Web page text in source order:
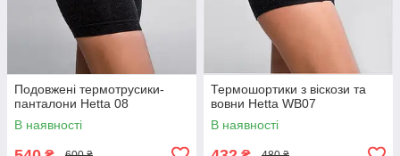
Подовжені термотрусики-
панталони Hetta 08
В наявності
Термошортики з віскози та
вовни Hetta WB07
В наявності